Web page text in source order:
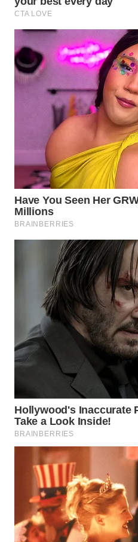
DEPOK
WN
TAPANULI
UTARA
SAMOSIR
WN
PADANG
LAWAS
WN
SUMEDANG
CIANJUR
WN
KEPULAUAN
SERIBU
WN
BINJAI
CIREBON
WN
INDRAMAYU